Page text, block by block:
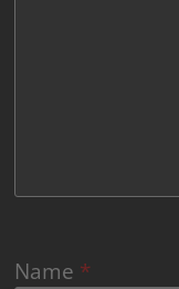
Name *